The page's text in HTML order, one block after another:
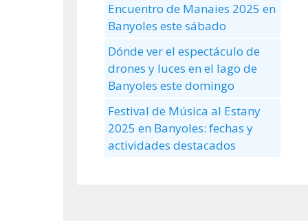
Encuentro de Manaies 2025 en
Banyoles este sábado
Dónde ver el espectáculo de
drones y luces en el lago de
Banyoles este domingo
Festival de Música al Estany
2025 en Banyoles: fechas y
actividades destacados